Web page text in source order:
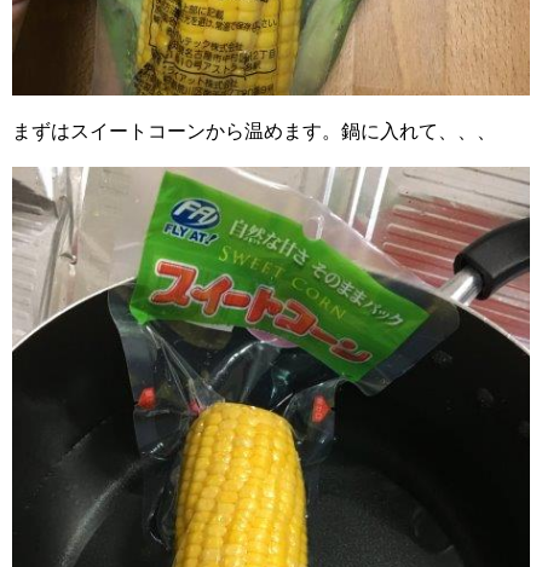
まずはスイートコーンから温めます。鍋に入れて、、、